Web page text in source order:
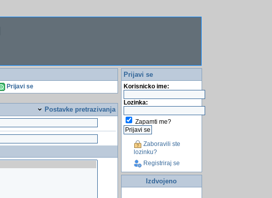
Prijavi se
Postavke pretrazivanja
Prijavi se
Korisnicko ime:
Lozinka:
Zapamti me?
Zaboravili ste
lozinku?
Registriraj se
Izdvojeno